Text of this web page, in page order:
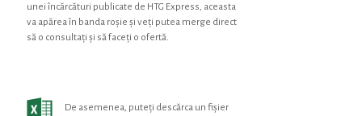
unei încărcături publicate de HTG Express, aceasta
va apărea în banda roșie și veți putea merge direct
să o consultați și să faceți o ofertă.
De asemenea, puteți descărca un fișier